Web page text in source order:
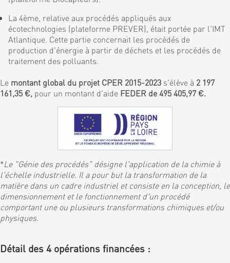
La 4ème, relative aux procédés appliqués aux
écotechnologies (plateforme PREVER), était portée par l'IMT
Atlantique. Cette partie concernait les procédés de
production d'énergie à partir de déchets et les procédés de
traitement des polluants.
Le montant global du projet CPER 2015-2023 s'élève à 2 197
161,35 €, pour un montant d'aide FEDER de 495 405,97 €.
*Le "Génie des procédés" désigne l'application de la chimie à
l'échelle industrielle. Il a pour but la transformation de la
matière dans un cadre industriel et consiste en la conception, le
dimensionnement et le fonctionnement d'un procédé
comportant une ou plusieurs transformations chimiques et/ou
physiques.
Détail des 4 opérations financées :